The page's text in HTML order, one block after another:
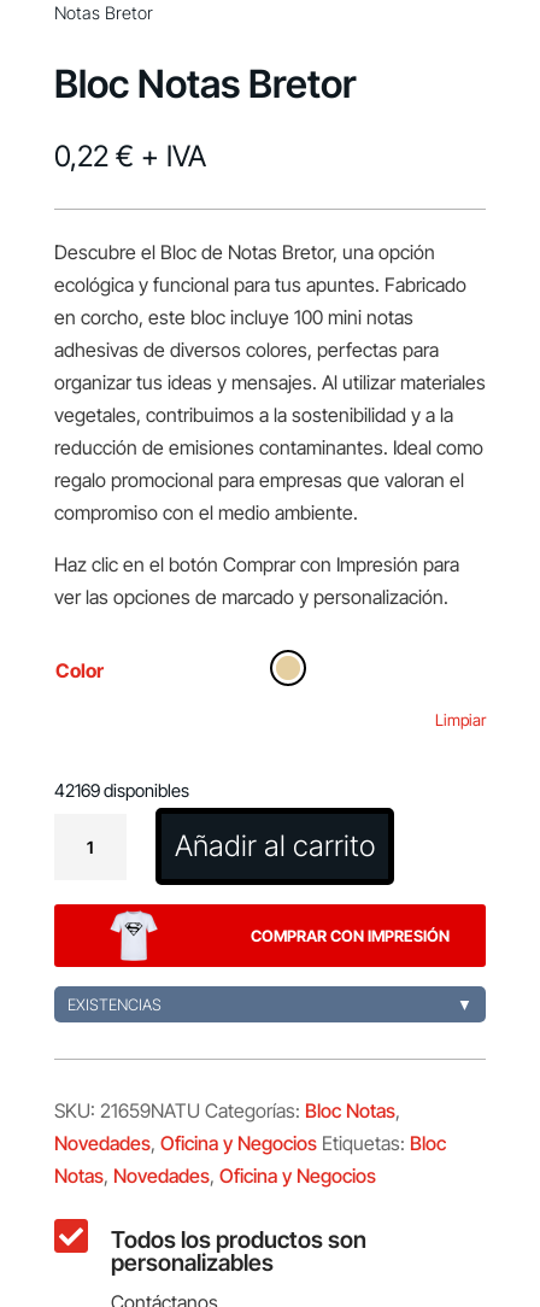
Notas Bretor
Bloc Notas Bretor
0,22 € + IVA
Descubre el Bloc de Notas Bretor, una opción
ecológica y funcional para tus apuntes. Fabricado
en corcho, este bloc incluye 100 mini notas
adhesivas de diversos colores, perfectas para
organizar tus ideas y mensajes. Al utilizar materiales
vegetales, contribuimos a la sostenibilidad y a la
reducción de emisiones contaminantes. Ideal como
regalo promocional para empresas que valoran el
compromiso con el medio ambiente.
Haz clic en el botón Comprar con Impresión para
ver las opciones de marcado y personalización.
Color
Limpiar
42169 disponibles
Notas
cantidad
Añadir al carrito
COMPRAR CON IMPRESIÓN
EXISTENCIAS ▼
SKU: 21659NATU Categorías: Bloc Notas,
Novedades, Oficina y Negocios Etiquetas: Bloc
Notas, Novedades, Oficina y Negocios
 Todos los productos son
personalizables
Contáctanos